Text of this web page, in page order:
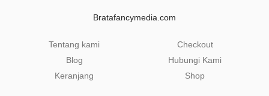
Bratafancymedia.com
Tentang kami
Blog
Keranjang
Checkout
Hubungi Kami
Shop